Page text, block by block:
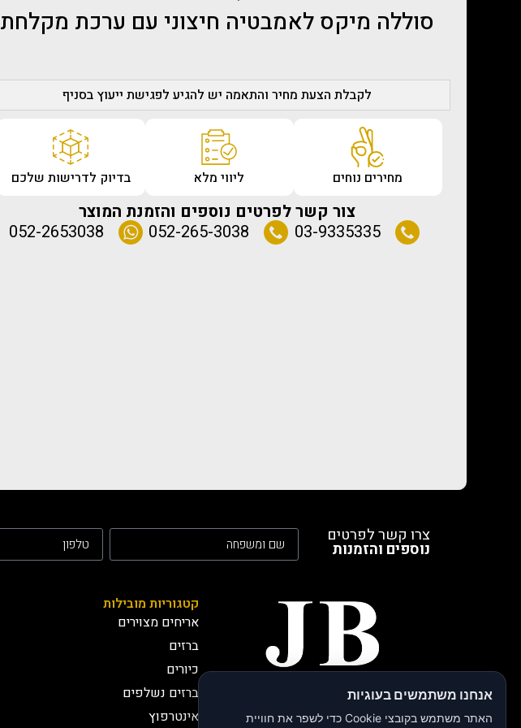
סוללה מיקס לאמבטיה חיצוני עם ערכת מקלחת
לקבלת הצעת מחיר והתאמה יש להגיע לפגישת ייעוץ בסניף
מחירים נוחים ליווי מלא בדיוק לדרישות שלכם
צור קשר לפרטים נוספים והזמנת המוצר
03-9335335
052-265-3038
052-2653038
צרו קשר לפרטים
נוספים והזמנות
יבואנים רשמיים
קטגוריות מובילות
אריחים מצוירים
ברזים
כיורים
ברזים נשלפים
אינטרפוץ
אנחנו משתמשים בעוגיות
האתר משתמש בקובצי Cookie כדי לשפר את חוויית